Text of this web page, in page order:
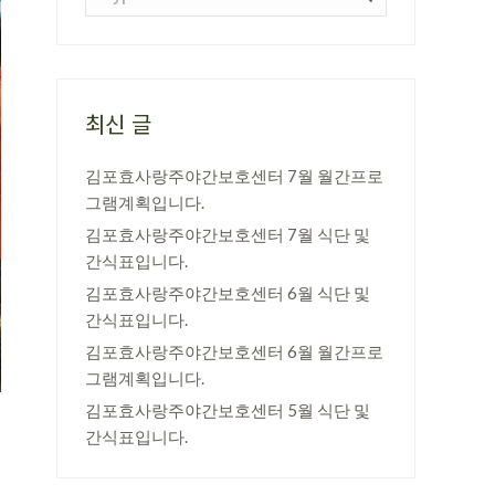
최신 글
김포효사랑주야간보호센터 7월 월간프로
그램계획입니다.
김포효사랑주야간보호센터 7월 식단 및
간식표입니다.
김포효사랑주야간보호센터 6월 식단 및
간식표입니다.
김포효사랑주야간보호센터 6월 월간프로
그램계획입니다.
김포효사랑주야간보호센터 5월 식단 및
간식표입니다.